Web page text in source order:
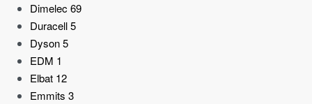
Dimelec 69
Duracell5
Dyson5
EDM 1
Elbat 12
Emmits 3